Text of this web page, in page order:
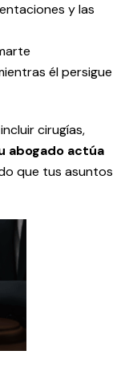
y las
él persigue
cirugías,
abogado actúa
que tus asuntos